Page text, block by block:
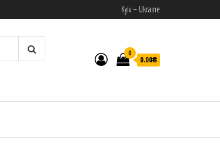
Kyiv – Ukraine
0
0.00₴